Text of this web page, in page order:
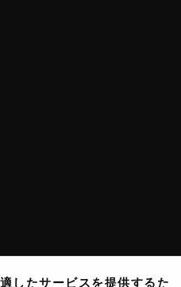
したサービスを提供するた